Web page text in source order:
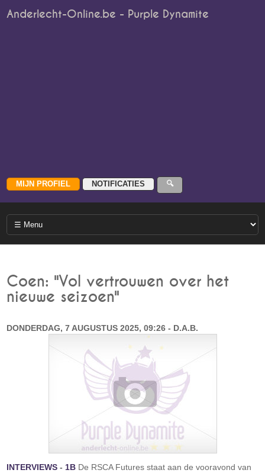
Anderlecht-Online.be - Purple Dynamite
Coen: "Vol vertrouwen over het
nieuwe seizoen"
DONDERDAG, 7 AUGUSTUS 2025, 09:26 - D.A.B.
INTERVIEWS - 1B De RSCA Futures staat aan de vooravond van